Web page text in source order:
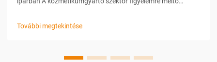
rendszerek forradalmasították...
További megtekintése